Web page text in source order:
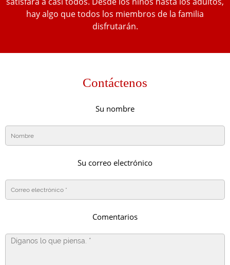
hay algo que todos los miembros de la familia
disfrutarán.
Contáctenos
Su nombre
Su correo electrónico
Comentarios